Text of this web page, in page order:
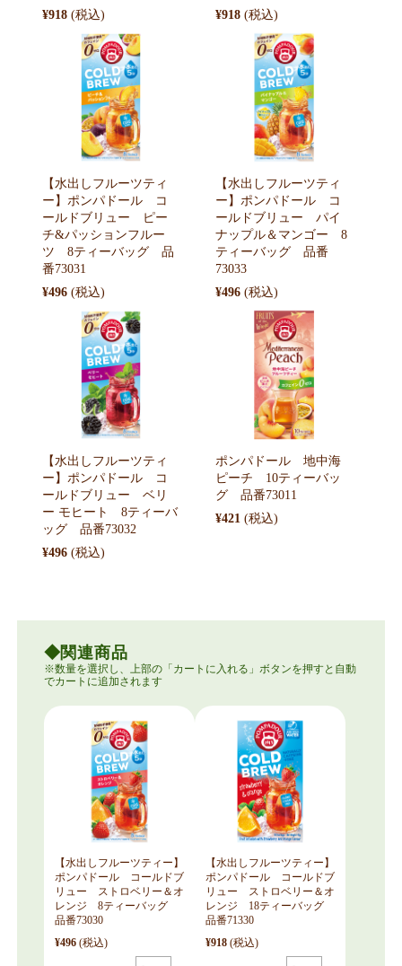
¥918
¥918
【水出しフルーツティ
ー】ポンパドール コ
ールドブリュー ピー
チ&パッションフルー
ツ 8ティーバッグ 品
番73031
¥496
【水出しフルーツティ
ー】ポンパドール コ
ールドブリュー パイ
ナップル＆マンゴー 8
ティーバッグ 品番
73033
¥496
【水出しフルーツティ
ー】ポンパドール コ
ールドブリュー ベリ
ー モヒート 8ティーバ
ッグ 品番73032
¥496
ポンパドール 地中海
ピーチ 10ティーバッ
グ 品番73011
¥421
関連商品
【水出しフルーツティー】
ポンパドール コールドブ
リュー ストロベリー＆オ
レンジ 8ティーバッグ
品番73030
¥496 (税込)
【水出しフルーツティー】
ポンパドール コールドブ
リュー ストロベリー＆オ
レンジ 18ティーバッグ
品番71330
¥918 (税込)